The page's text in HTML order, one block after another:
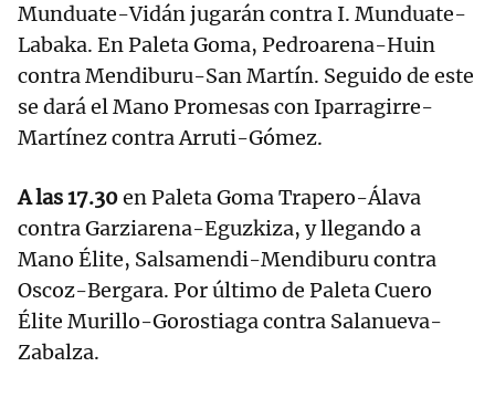
Munduate-Vidán jugarán contra I. Munduate-
Labaka. En Paleta Goma, Pedroarena-Huin
contra Mendiburu-San Martín. Seguido de este
se dará el Mano Promesas con Iparragirre-
Martínez contra Arruti-Gómez.
A las 17.30en Paleta Goma Trapero-Álava
contra Garziarena-Eguzkiza, y llegando a
Mano Élite, Salsamendi-Mendiburu contra
Oscoz-Bergara. Por último de Paleta Cuero
Élite Murillo-Gorostiaga contra Salanueva-
Zabalza.